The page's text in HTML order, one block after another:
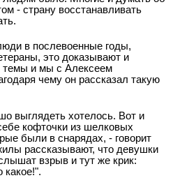
- страну восстанавливать
в послевоенные годы,
это доказывают и
темы и мы с Алексеем
чему он рассказал такую
выглядеть хотелось. Вот и
кофточки из шелковых
были в снарядах, - говорит
рассказывают, что девушки
взрыв и тут же крик:
какое!".